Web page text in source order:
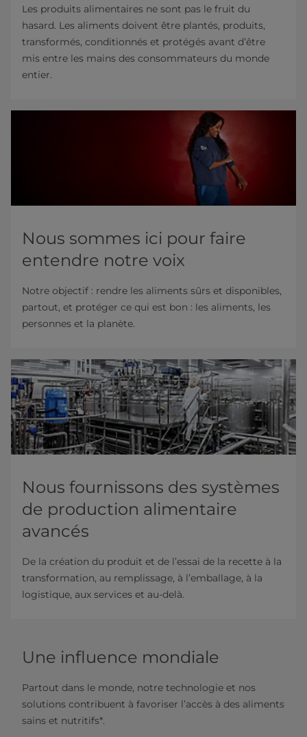
Les produits alimentaires ne sont pas le fruit du
hasard. Les aliments doivent être plantés, produits,
transformés, conditionnés et protégés avant d’être
mis entre les mains des consommateurs du monde
entier.
Nous sommes ici pour faire
entendre notre voix
Notre objectif : rendre les aliments sûrs et disponibles,
partout, et protéger ce qui est bon : les aliments, les
personnes et la planète.
Nous fournissons des systèmes
de production alimentaire
avancés
De la création du produit et de l’essai de la recette à la
transformation, au remplissage, à l’emballage, à la
logistique, aux services et au-delà.
Une influence mondiale
Partout dans le monde, notre technologie et nos
solutions contribuent à favoriser l’accès à des aliments
sains et nutritifs*.